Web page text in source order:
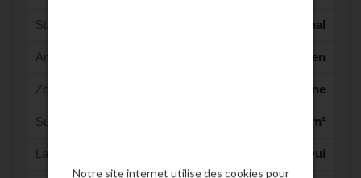
Standing : Normal
Anciennetée : Ancien
Zone Economique : Urbaine
Surface Utile: 260 m²
La surface est-elle divisible :
Oui
Notre site internet utilise des cookies pour